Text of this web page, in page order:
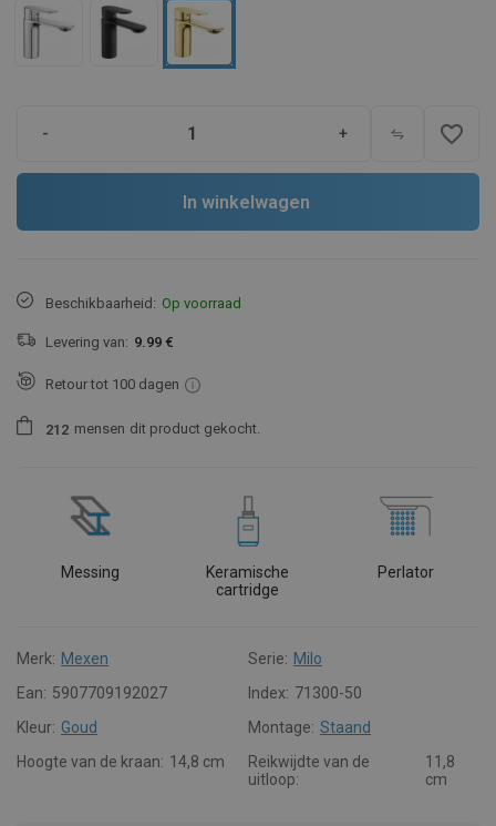
- + favorite_border
In winkelwagen
Beschikbaarheid: Op voorraad
Levering van: 9.99 €
Retour tot 100 dagen
21 2 mensen dit product gekocht.
Messing
Keramische
cartridge
Perlator
Merk: Mexen Serie: Milo
Ean: 5907709192027 Index: 71300-50
Kleur: Goud Montage: Staand
Hoogte van de kraan: 14,8 cm
Reikwijdte van de
uitloop:
11,8
cm